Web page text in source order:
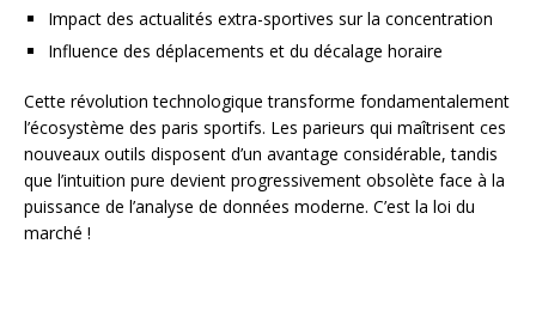
Impact des actualités extra-sportives sur la concentration
Influence des déplacements et du décalage horaire
Cette révolution technologique transforme fondamentalement
l’écosystème des paris sportifs. Les parieurs qui maîtrisent ces
nouveaux outils disposent d’un avantage considérable, tandis
que l’intuition pure devient progressivement obsolète face à la
puissance de l’analyse de données moderne. C’est la loi du
marché !